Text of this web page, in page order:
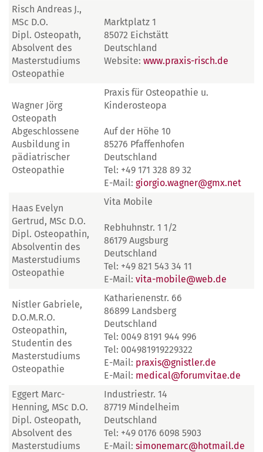
Risch Andreas J.,
MSc D.O.
Dipl. Osteopath,
Absolvent des
Masterstudiums
Osteopathie
Marktplatz 1
85072 Eichstätt
Deutschland
Website: www.praxis-risch.de
Wagner Jörg
Osteopath
Abgeschlossene
Ausbildung in
pädiatrischer
Osteopathie
Praxis für Osteopathie u.
Kinderosteopa
Auf der Höhe 10
85276 Pfaffenhofen
Deutschland
Tel: +49 171 328 89 32
E-Mail: giorgio.wagner@gmx.net
Haas Evelyn
Gertrud, MSc D.O.
Dipl. Osteopathin,
Absolventin des
Masterstudiums
Osteopathie
Vita Mobile
Rebhuhnstr. 1 1/2
86179 Augsburg
Deutschland
Tel: +49 821 543 34 11
E-Mail: vita-mobile@web.de
Nistler Gabriele,
D.O.M.R.O.
Osteopathin,
Studentin des
Masterstudiums
Osteopathie
Katharienenstr. 66
86899 Landsberg
Deutschland
Tel: 0049 8191 944 996
Tel: 004981919229322
E-Mail: praxis@gnistler.de
E-Mail: medical@forumvitae.de
Eggert Marc-
Henning, MSc D.O.
Dipl. Osteopath,
Absolvent des
Masterstudiums
Industriestr. 14
87719 Mindelheim
Deutschland
Tel: +49 0176 6098 5903
E-Mail: simonemarc@hotmail.de